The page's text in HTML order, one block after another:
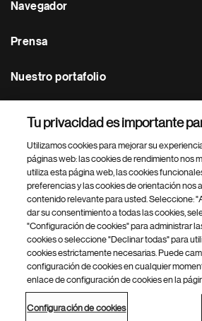
Navegador
Prensa
Nuestro portafolio
Footer Site Search
inferior
del
© 2026 Novartis
Política de privacidad Términos de uso
Configuración de cookies
Tu privacidad es importante
Utilizamos cookies para mejorar su
páginas web: las cookies de rendimiento nos
utiliza esta página web, las cookies
preferencias y las cookies de orientación nos
contenido relevante para usted. Seleccione:
dar su consentimiento a todas las cookies,
"Configuración de cookies" para administrar
cookies o seleccione "Declinar todas" para
cookies estrictamente necesarias. Puede
configuración de cookies en cualquier
enlace de configuración de cookies en la
Configuración de cookies